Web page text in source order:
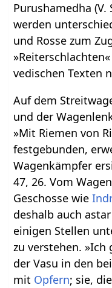
Purushamedha (V.
werden
und Rosse zum
vedischen Texten
Auf dem
und der
»Mit Riemen von
festgebunden,
Wagenkämpfer
47, 26. Vom
Geschosse wie
deshalb auch
einigen Stellen
zu verstehen. »Ich
der Vasu in den
mit Opfern; sie,